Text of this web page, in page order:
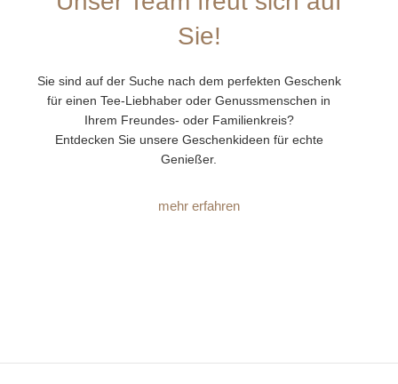
Sie!
Sie sind auf der Suche nach dem perfekten Geschenk
für einen Tee-Liebhaber oder Genussmenschen in
Ihrem Freundes- oder Familienkreis?
Entdecken Sie unsere Geschenkideen für echte
Genießer.
mehr erfahren